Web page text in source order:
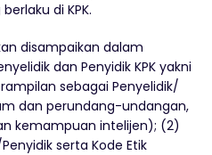
di KPK.
disampaikan dalam
dan Penyidik KPK yakni
sebagai Penyelidik/
dan perundang-undangan,
kemampuan intelijen); (2)
serta Kode Etik